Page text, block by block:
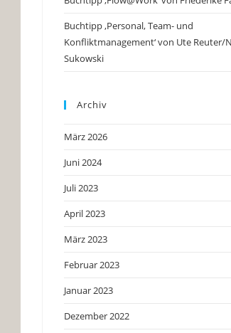
Buchtipp ‚Personal, Team- und
Konfliktmanagement‘ von Ute Reuter/
Sukowski
Archiv
März 2026
Juni 2024
Juli 2023
April 2023
März 2023
Februar 2023
Januar 2023
Dezember 2022